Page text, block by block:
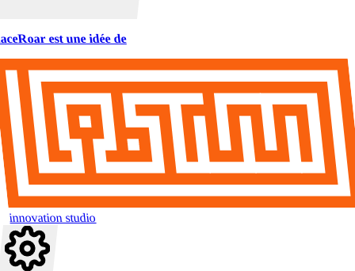
est une idée de
innovation studio